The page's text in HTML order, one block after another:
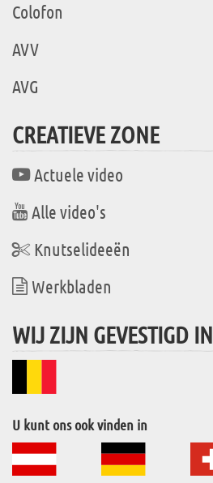
Colofon
AVV
AVG
CREATIEVE ZONE
Actuele video
Alle video's
Knutselideeën
Werkbladen
WIJ ZIJN GEVESTIGD IN
U kunt ons ook vinden in